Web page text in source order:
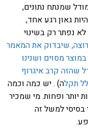
שמנתח נתונים,
גאון רגע אחד,
נפתר רק בשינוי
שיבדוק את המאמר
מסוים ושנינו
שהזה קרב איגרוף
תקלה) . יש כמה וכמה
יותר ופחות. מי שמכיר
בסיסי למשל זה